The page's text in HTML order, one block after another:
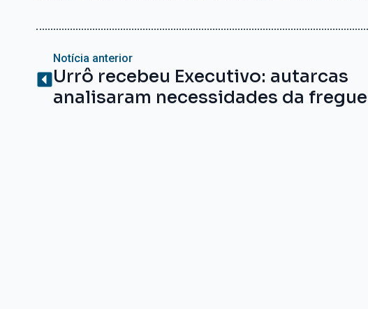
Notícia anterior
Urrô recebeu Executivo: autarcas
analisaram necessidades da